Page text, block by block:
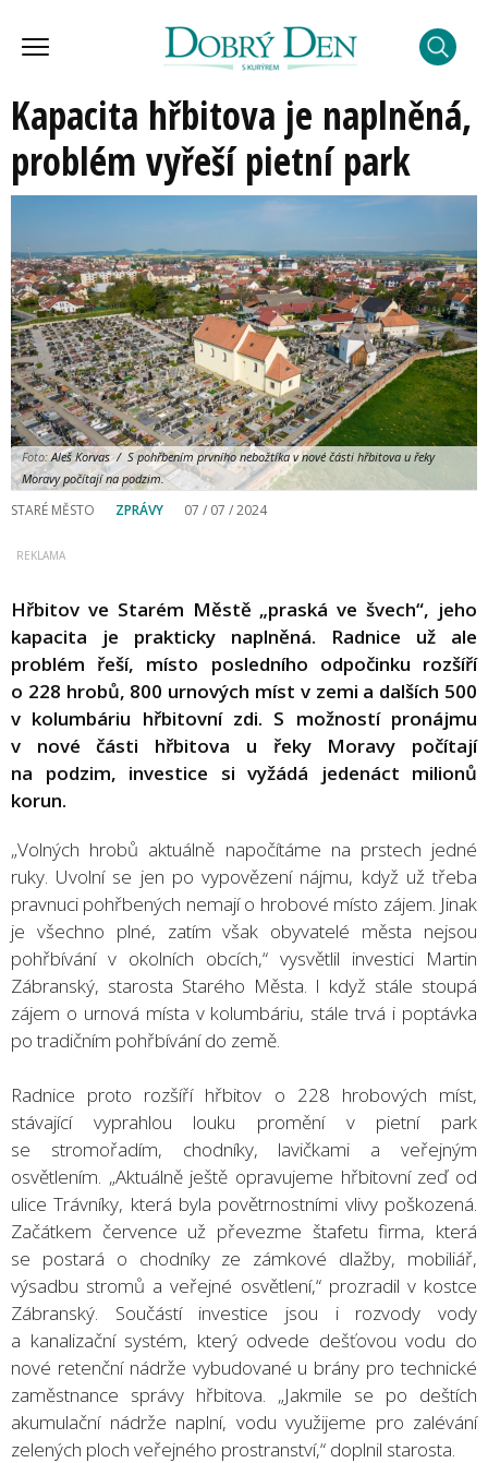
Kapacita hřbitova je naplněná,
problém vyřeší pietní park
Foto:Aleš Korvas / S pohřbením prvního nebožtíka v nové části hřbitova u řeky
Moravy počítají na podzim.
STARÉ MĚSTO ZPRÁVY 07 / 07 / 2024
Hřbitov ve Starém Městě „praská ve švech“, jeho
kapacita je prakticky naplněná. Radnice už ale
problém řeší, místo posledního odpočinku rozšíří
o 228 hrobů, 800 urnových míst v zemi a dalších 500
v kolumbáriu hřbitovní zdi. S možností pronájmu
v nové části hřbitova u řeky Moravy počítají
na podzim, investice si vyžádá jedenáct milionů
korun.
„Volných hrobů aktuálně napočítáme na prstech jedné
ruky. Uvolní se jen po vypovězení nájmu, když už třeba
pravnuci pohřbených nemají o hrobové místo zájem. Jinak
je všechno plné, zatím však obyvatelé města nejsou
pohřbívání v okolních obcích,“ vysvětlil investici Martin
Zábranský, starosta Starého Města. I když stále stoupá
zájem o urnová místa v kolumbáriu, stále trvá i poptávka
po tradičním pohřbívání do země.
Radnice proto rozšíří hřbitov o 228 hrobových míst,
stávající vyprahlou louku promění v pietní park
se stromořadím, chodníky, lavičkami a veřejným
osvětlením. „Aktuálně ještě opravujeme hřbitovní zeď od
ulice Trávníky, která byla povětrnostními vlivy poškozená.
Začátkem července už převezme štafetu firma, která
se postará o chodníky ze zámkové dlažby, mobiliář,
výsadbu stromů a veřejné osvětlení,“ prozradil v kostce
Zábranský. Součástí investice jsou i rozvody vody
a kanalizační systém, který odvede dešťovou vodu do
nové retenční nádrže vybudované u brány pro technické
zaměstnance správy hřbitova. „Jakmile se po deštích
akumulační nádrže naplní, vodu využijeme pro zalévání
zelených ploch veřejného prostranství,“ doplnil starosta.